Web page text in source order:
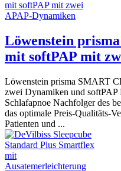
Löwenstein
mit softPAP mit
Löwenstein prisma SMART
zwei Dynamiken und
Schlafapnoe Nachfolger des
das optimale Preis-Qualitäts-
Patienten und ...